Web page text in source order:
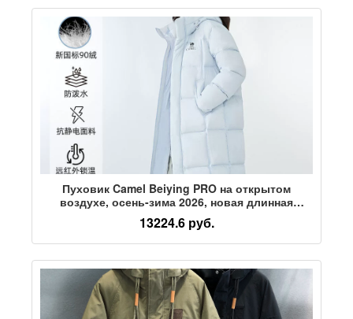
Пуховик Camel Beiying PRO на открытом
воздухе, осень-зима 2026, новая длинная
теплая и ветрозащитная модная куртка для
мужчин и женщин
13224.6 руб.